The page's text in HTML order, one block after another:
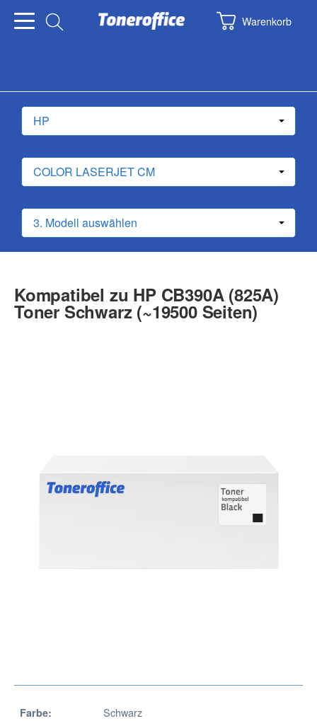
Warenkorb
Kompatibel zu HP CB390A (825A)
Toner Schwarz (~19500 Seiten)
Farbe: Schwarz